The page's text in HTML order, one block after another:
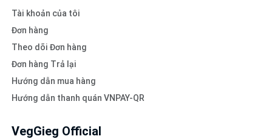
Tài khoản của tôi
Đơn hàng
Theo dõi Đơn hàng
Đơn hàng Trả lại
Hướng dẫn mua hàng
Hướng dẫn thanh quán VNPAY-QR
VegGieg Official